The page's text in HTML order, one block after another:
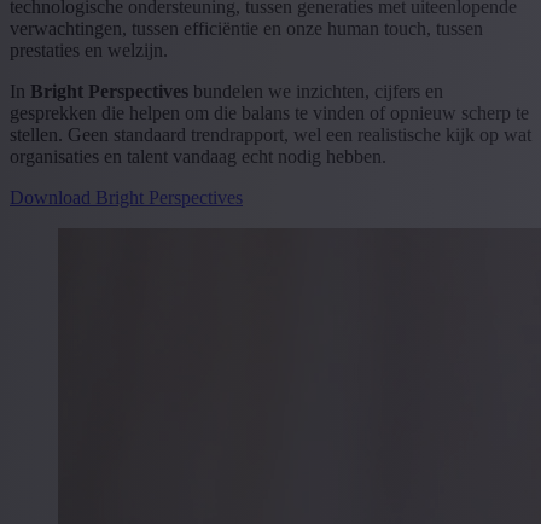
technologische ondersteuning, tussen generaties met uiteenlopende
verwachtingen, tussen efficiëntie en onze human touch, tussen
prestaties en welzijn.
In Bright Perspectives bundelen we inzichten, cijfers en
gesprekken die helpen om die balans te vinden of opnieuw scherp te
stellen. Geen standaard trendrapport, wel een realistische kijk op wat
organisaties en talent vandaag echt nodig hebben.
Download Bright Perspectives